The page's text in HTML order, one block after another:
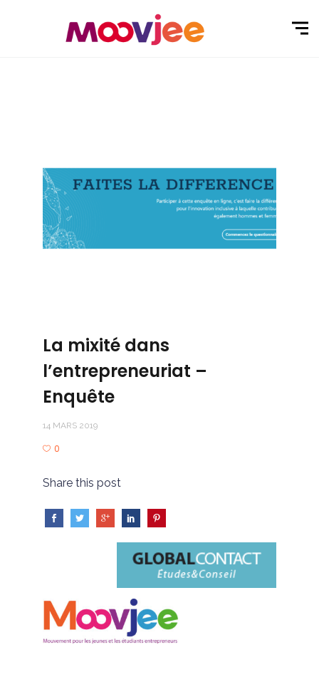
La mixité dans
l’entrepreneuriat –
Enquête
14 MARS 2019
0
Share this post